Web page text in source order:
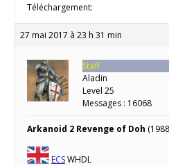
Téléchargement:
27 mai 2017 à 23 h 31 min
Staff
Aladin
Level 25
Messages : 16068
Arkanoid 2 Revenge of Doh
ECSWHDL